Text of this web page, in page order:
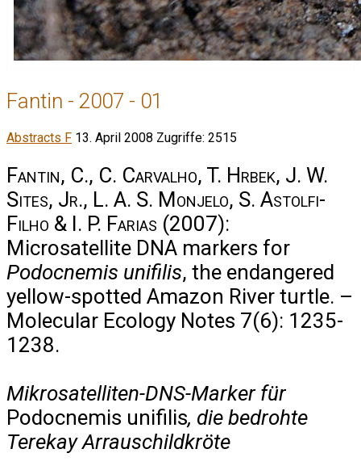
Fantin - 2007 - 01
Abstracts F 13. April 2008 Zugriffe: 2515
Fantin, C., C. Carvalho, T. Hrbek, J. W.
Sites, Jr., L. A. S. Monjelo, S. Astolfi-
Filho & I. P. Farias (2007):
Microsatellite DNA markers for
Podocnemis unifilis, the endangered
yellow-spotted Amazon River turtle. –
Molecular Ecology Notes 7(6): 1235-
1238.
Mikrosatelliten-DNS-Marker für
Podocnemis unifilis, die bedrohte
Terekay Arrauschildkröte